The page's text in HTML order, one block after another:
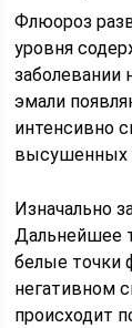
Флюороз
уровня
заболевании
эмали
интенсивно
высушенных
Изначально
Дальнейшее
белые точки
негативном
происходит